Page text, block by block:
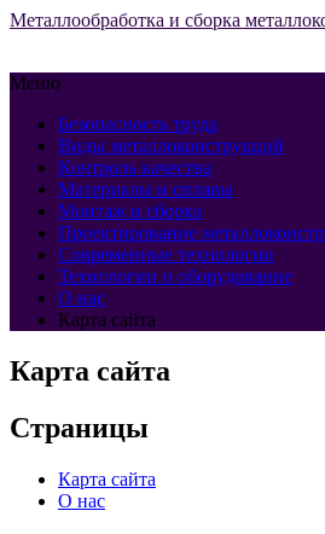
Металлообработка и сборка
Меню
Безопасность труда
Виды металлоконструкций
Контроль качества
Материалы и сплавы
Монтаж и сборка
Проектирование
Современные технологии
Технологии и оборудование
О нас
Карта сайта
Карта сайта
Страницы
Карта сайта
О нас